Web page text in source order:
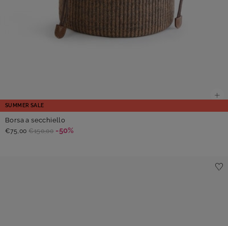
SUMMER SALE
Borsa a secchiello
€75,00 €150,00 -50%